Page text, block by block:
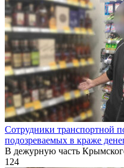
Сотрудники транспортной
подозреваемых в краже
В дежурную часть
124